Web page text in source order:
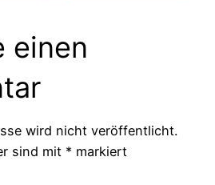
einen
wird nicht veröffentlicht.
sind mit * markiert